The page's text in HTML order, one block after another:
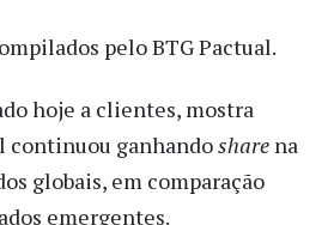
pelo BTG Pactual.
hoje a clientes, mostra
continuou ganhandoshare na
globais, em comparação
emergentes.